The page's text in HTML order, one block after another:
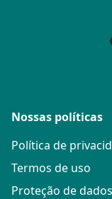
Nossas políticas
Política de
Termos de uso
Proteção de dados